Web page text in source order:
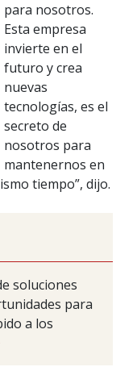
para nosotros.
Esta empresa
invierte en el
futuro y crea
nuevas
tecnologías, es el
secreto de
nosotros para
mantenernos en
tiempo”, dijo.
soluciones
para
a los